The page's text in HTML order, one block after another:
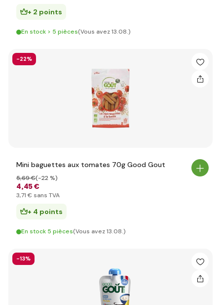
+ 2 points
En stock > 5 pièces(Vous avez 13.08.)
-22%
Mini baguettes aux tomates 70g Good Gout
4,45 €
5,69 €(-22 %)
3,71 € sans TVA
+ 4 points
En stock 5 pièces(Vous avez 13.08.)
-13%